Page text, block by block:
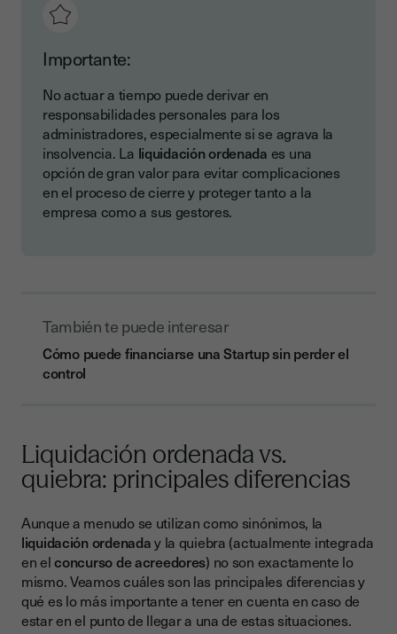
Importante:
No actuar a tiempo puede derivar en
responsabilidades personales para los
administradores, especialmente si se agrava la
insolvencia. La liquidación ordenada es una
opción de gran valor para evitar complicaciones
en el proceso de cierre y proteger tanto a la
empresa como a sus gestores.
También te puede interesar
Cómo puede financiarse una Startup sin perder el
control
Liquidación ordenada vs.
quiebra: principales diferencias
Aunque a menudo se utilizan como sinónimos, la
liquidación ordenaday la quiebra (actualmente integrada
en elconcurso de acreedores) no son exactamente lo
mismo. Veamos cuáles son las principales diferencias y
qué es lo más importante a tener en cuenta en caso de
estar en el punto de llegar a una de estas situaciones.